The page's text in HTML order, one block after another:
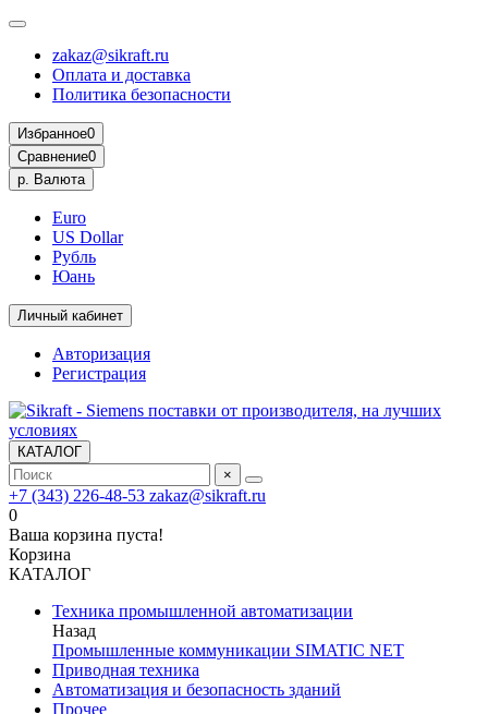
zakaz@sikraft.ru
Оплата и доставка
Политика безопасности
Избранное0
Сравнение0
р. Валюта
Euro
US Dollar
Рубль
Юань
Личный кабинет
Авторизация
Регистрация
КАТАЛОГ
×
+7 (343) 226-48-53 zakaz@sikraft.ru
0
Ваша корзина пуста!
Корзина
КАТАЛОГ
Техника промышленной автоматизации
Назад
Промышленные коммуникации SIMATIC NET
Приводная техника
Автоматизация и безопасность зданий
Прочее